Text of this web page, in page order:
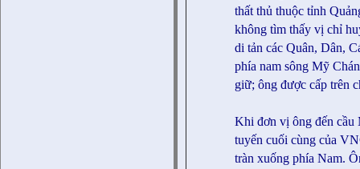
thất thủ thuộc tỉnh
không tìm thấy vị chỉ
di tản các Quân, Dân,
phía nam sông Mỹ
giữ; ông được cấp trên
Khi đơn vị ông đến cầu
tuyến cuối cùng của
tràn xuống phía Nam.